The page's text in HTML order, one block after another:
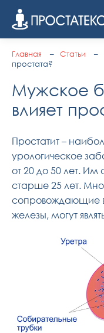
Главная Статьи
простата?
Мужское
влияет
Простатит –
урологическое
от 20 до 50 лет. Им
старше 25 лет.
сопровождающие
железы, могут